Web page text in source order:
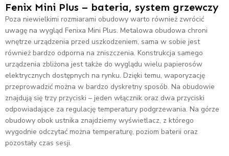
Fenix Mini Plus – bateria, system grzewczy
Poza niewielkimi rozmiarami obudowy warto również zwrócić
uwagę na wygląd Fenixa Mini Plus. Metalowa obudowa chroni
wnętrze urządzenia przed uszkodzeniem, sama w sobie jest
również bardzo odporna na zniszczenia. Konstrukcja samego
urządzenia zbliżona jest także do wyglądu wielu papierosów
elektrycznych dostępnych na rynku. Dzięki temu, waporyzację
przeprowadzić można w bardzo dyskretny sposób. Na obudowie
znajdują się trzy przyciski – jeden włącznik oraz dwa przyciski
odpowiadające za regulację temperatury podgrzewania. Na górze
obudowy obok ustnika znajdziemy wyświetlacz, z którego
wygodnie odczytać można temperaturę, poziom baterii oraz
pozostały czas sesji.